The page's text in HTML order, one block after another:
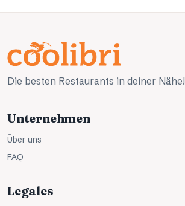
Die besten Restaurants in deiner Nähe!
Unternehmen
Über uns
FAQ
Legales